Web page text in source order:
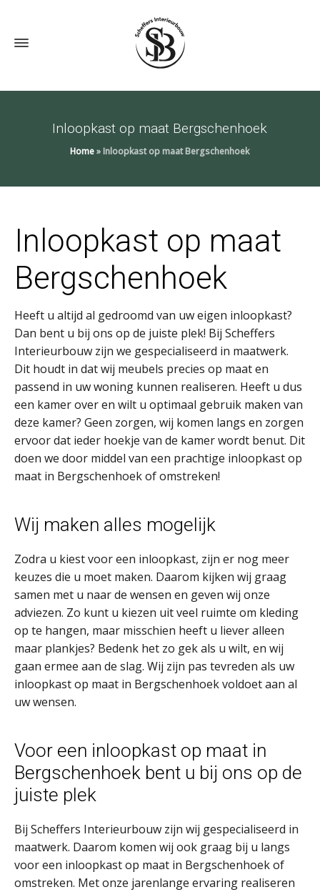
Inloopkast op maat Bergschenhoek
Home»Inloopkast op maat Bergschenhoek
Inloopkast op maat
Bergschenhoek
Heeft u altijd al gedroomd van uw eigen inloopkast?
Dan bent u bij ons op de juiste plek! Bij Scheffers
Interieurbouw zijn we gespecialiseerd in maatwerk.
Dit houdt in dat wij meubels precies op maat en
passend in uw woning kunnen realiseren. Heeft u dus
een kamer over en wilt u optimaal gebruik maken van
deze kamer? Geen zorgen, wij komen langs en zorgen
ervoor dat ieder hoekje van de kamer wordt benut. Dit
doen we door middel van een prachtige inloopkast op
maat in Bergschenhoek of omstreken!
Wij maken alles mogelijk
Zodra u kiest voor een inloopkast, zijn er nog meer
keuzes die u moet maken. Daarom kijken wij graag
samen met u naar de wensen en geven wij onze
adviezen. Zo kunt u kiezen uit veel ruimte om kleding
op te hangen, maar misschien heeft u liever alleen
maar plankjes? Bedenk het zo gek als u wilt, en wij
gaan ermee aan de slag. Wij zijn pas tevreden als uw
inloopkast op maat in Bergschenhoek voldoet aan al
uw wensen.
Voor een inloopkast op maat in
Bergschenhoek bent u bij ons op de
juiste plek
Bij Scheffers Interieurbouw zijn wij gespecialiseerd in
maatwerk. Daarom komen wij ook graag bij u langs
voor een inloopkast op maat in Bergschenhoek of
omstreken. Met onze jarenlange ervaring realiseren